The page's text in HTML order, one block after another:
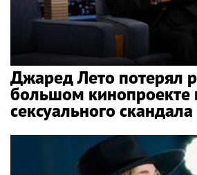
Джаред Лето потерял
большом кинопроекте
сексуального скандала